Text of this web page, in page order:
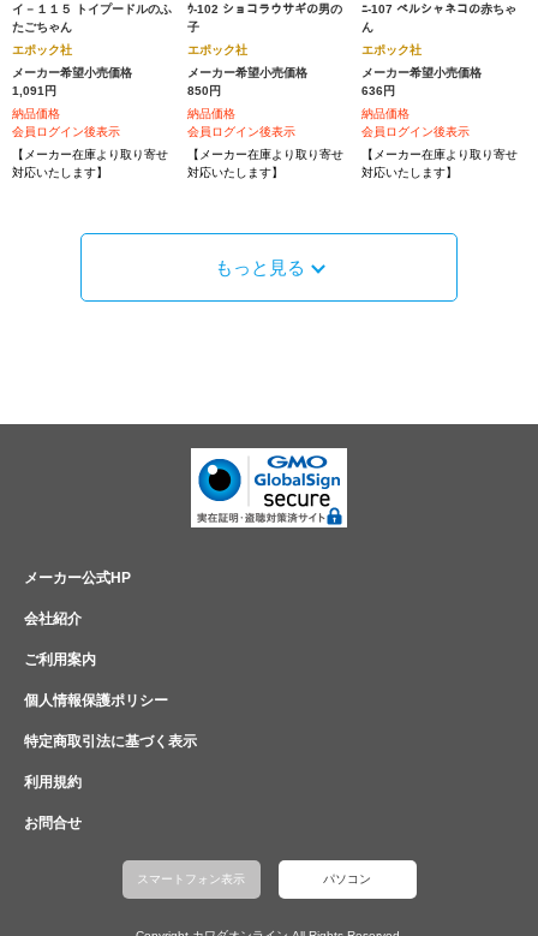
イ－１１５ トイプードルのふ
たごちゃん
エポック社
メーカー希望小売価格
1,091円
納品価格
会員ログイン後表示
【メーカー在庫より取り寄せ
対応いたします】
ｳ-102 ショコラウサギの男の
子
エポック社
メーカー希望小売価格
850円
納品価格
会員ログイン後表示
【メーカー在庫より取り寄せ
対応いたします】
ﾆ-107 ペルシャネコの赤ちゃ
ん
エポック社
メーカー希望小売価格
636円
納品価格
会員ログイン後表示
【メーカー在庫より取り寄せ
対応いたします】
もっと見る
メーカー公式HP
会社紹介
ご利用案内
個人情報保護ポリシー
特定商取引法に基づく表示
利用規約
お問合せ
スマートフォン表示 パソコン